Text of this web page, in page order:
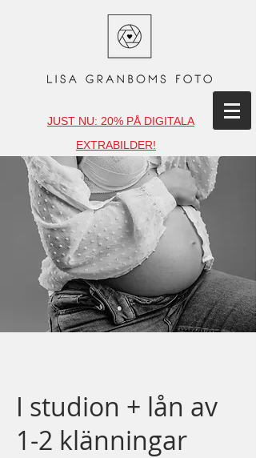
JUST NU: 20% PÅ DIGITALA
EXTRABILDER!
I studion + lån av
1-2 klänningar